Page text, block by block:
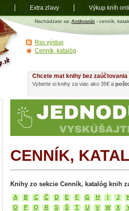
Antikvariát
shop.sk
Nachádzate sa: Antikvariát - cenník,
CENNÍK,
Knihy zo sekcie Cenník, katalóg knih
A B C Č D E F G H J
O
P Q R S Š T U V W X
Chcete mat knihy bez
Vyberte si knihy za viac ako 35€ a
Rss výstup
Cenník, katalóg
Extra zľavy Výkup kníh